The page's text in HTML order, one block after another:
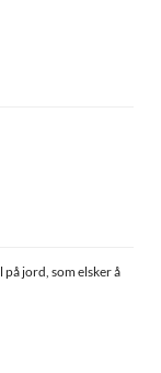
på jord, som elsker å